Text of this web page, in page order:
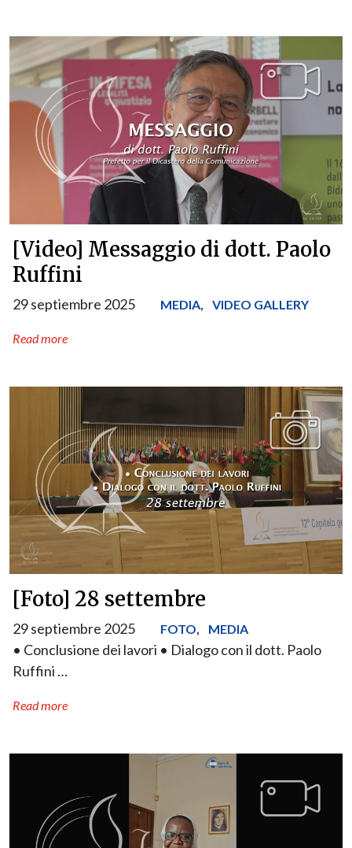
[Video] Messaggio di dott. Paolo
Ruffini
29 septiembre 2025 MEDIA, VIDEO GALLERY
Read more
[Foto] 28 settembre
29 septiembre 2025 FOTO, MEDIA
• Conclusione dei lavori • Dialogo con il dott. Paolo
Ruffini …
Read more